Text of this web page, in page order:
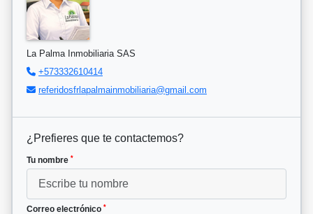
La Palma Inmobiliaria SAS
+573332610414
referidosfrlapalmainmobiliaria@gmail.com
¿Prefieres que te contactemos?
Tu nombre *
Correo electrónico *